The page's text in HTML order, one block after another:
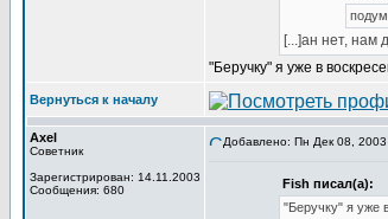
[...]ан нет, нам
"Беручку" я уже в
Вернуться к началу
Axel
Советник
Зарегистрирован: 14.11.2003
Сообщения: 680
Добавлено: Пн Дек 08,
Fish писал(а):
"Беручку" я уже